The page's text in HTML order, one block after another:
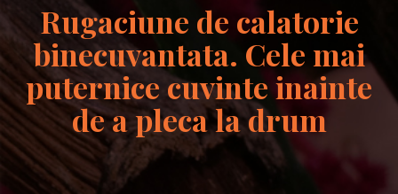
Rugaciune de calatorie
binecuvantata. Cele mai
puternice cuvinte inainte
de a pleca la drum